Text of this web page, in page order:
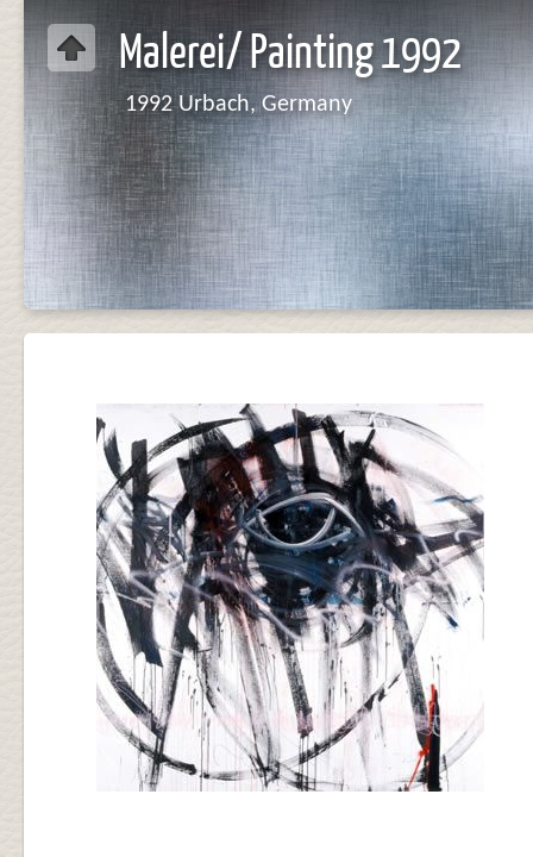
Malerei/ Painting 1992
1992 Urbach, Germany